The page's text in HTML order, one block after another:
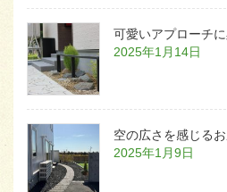
可愛いアプローチ
2025年1月14日
空の広さを感じる
2025年1月9日